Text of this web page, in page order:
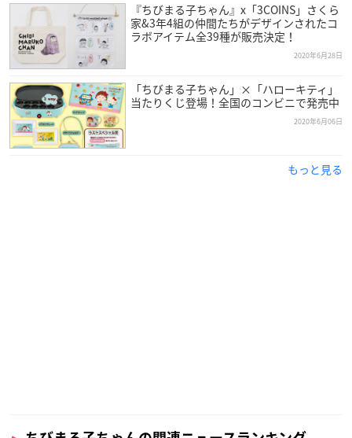
『ちびまる子ちゃん』x「3COINS」さくら
家&3年4組の仲間たちがデザインされたコ
ラボアイテム全39種が販売決定！
2020年6月28日
「ちびまる子ちゃん」×「ハローキティ」
当たりくじ登場！全国のコンビニで発売中
2020年6月06日
もっと見る